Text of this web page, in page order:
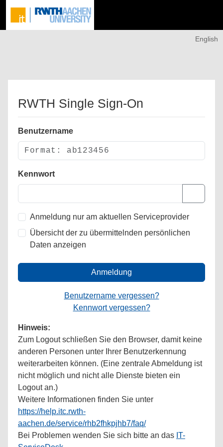
English
RWTH Single Sign-On
Benutzername
Kennwort
Anmeldung nur am aktuellen Serviceprovider
Übersicht der zu übermittelnden persönlichen
Daten anzeigen
Anmeldung
Benutzername vergessen?
Kennwort vergessen?
Hinweis:
Zum Logout schließen Sie den Browser, damit keine
anderen Personen unter Ihrer Benutzerkennung
weiterarbeiten können. (Eine zentrale Abmeldung ist
nicht möglich und nicht alle Dienste bieten ein
Logout an.)
Weitere Informationen finden Sie unter
https://help.itc.rwth-
aachen.de/service/rhb2fhkpjhb7/faq/
Bei Problemen wenden Sie sich bitte an das IT-